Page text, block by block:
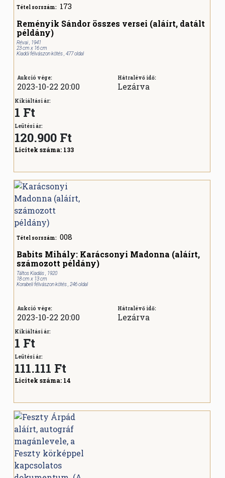
Tétel sorszám: 173
Reményik Sándor összes versei (aláírt, datált
példány)
Révai , 1941
23 cm x 16 cm
Kiadói félvászon kötés , 477 oldal
Aukció vége:
2023-10-22 20:00
Hátralévő idő:
Lezárva
Kikiáltási ár:
1 Ft
Leütési ár:
120.900 Ft
Licitek száma: 133
Tétel sorszám: 008
Babits Mihály: Karácsonyi Madonna (aláírt,
számozott példány)
Táltos Kiadás , 1920
18 cm x 13 cm
Korabeli félvászon kötés , 246 oldal
Aukció vége:
2023-10-22 20:00
Hátralévő idő:
Lezárva
Kikiáltási ár:
1 Ft
Leütési ár:
111.111 Ft
Licitek száma: 14